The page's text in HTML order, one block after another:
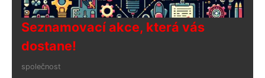
Seznamovací akce, která vás
dostane!
společnost